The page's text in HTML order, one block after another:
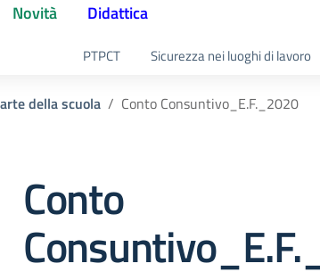
Novità Didattica
PTPCT Sicurezza nei luoghi di lavoro
della scuola Conto Consuntivo_E.F._2020
Conto